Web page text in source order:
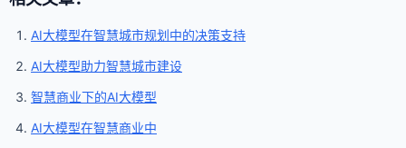
AI大模型在智慧城市规划中的决策支持
AI大模型助力智慧城市建设
智慧商业下的AI大模型
AI大模型在智慧商业中